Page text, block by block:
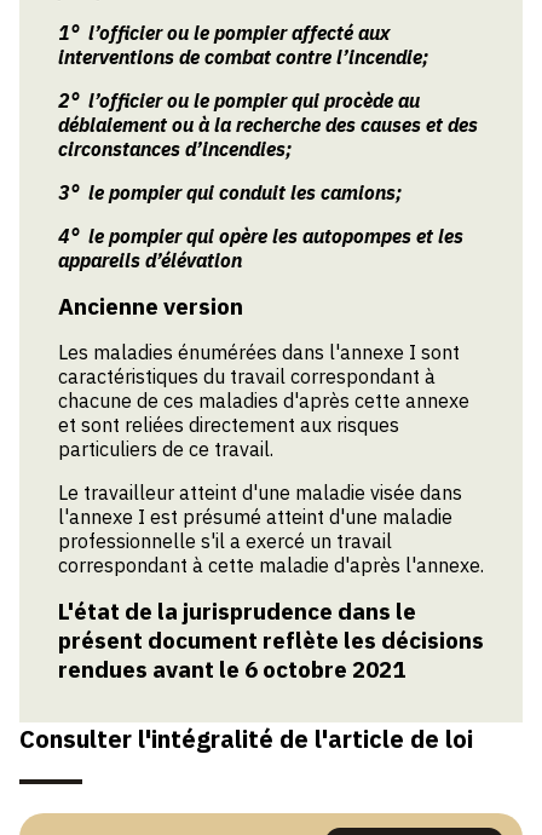
1° l’officier ou le pompier affecté aux
interventions de combat contre l’incendie;
2° l’officier ou le pompier qui procède au
déblaiement ou à la recherche des causes et des
circonstances d’incendies;
3° le pompier qui conduit les camions;
4° le pompier qui opère les autopompes et les
appareils d’élévation
Ancienne version
Les maladies énumérées dans l'annexe I sont
caractéristiques du travail correspondant à
chacune de ces maladies d'après cette annexe
et sont reliées directement aux risques
particuliers de ce travail.
Le travailleur atteint d'une maladie visée dans
l'annexe I est présumé atteint d'une maladie
professionnelle s'il a exercé un travail
correspondant à cette maladie d'après l'annexe.
L'état de la jurisprudence dans le
présent document reflète les décisions
rendues avant le 6 octobre 2021
Consulter l'intégralité de l'article de loi